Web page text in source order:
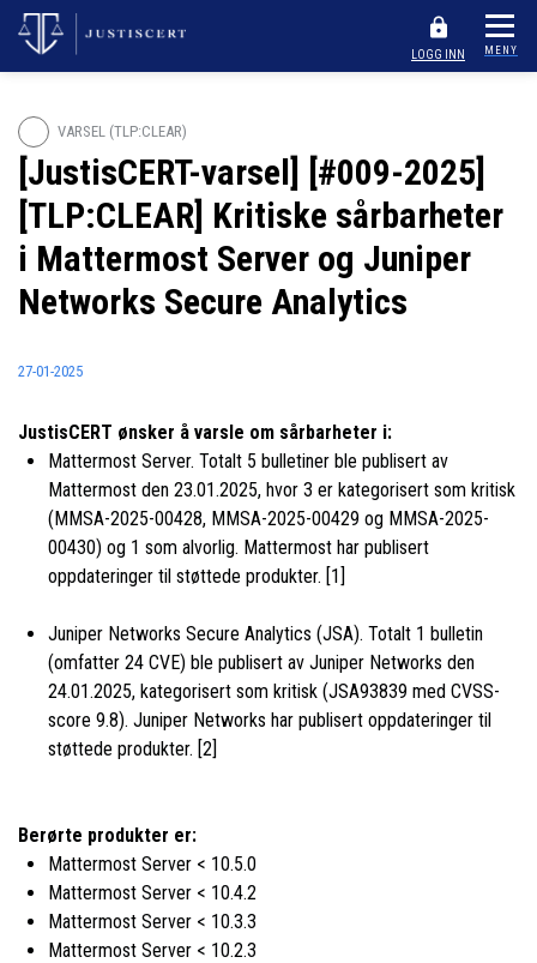
LOGG INN MENY
VARSEL (TLP:CLEAR)
[JustisCERT-varsel] [#009-2025]
[TLP:CLEAR] Kritiske sårbarheter
i Mattermost Server og Juniper
Networks Secure Analytics
27-01-2025
JustisCERT ønsker å varsle om sårbarheter i:
Mattermost Server. Totalt 5 bulletiner ble publisert av
Mattermost den 23.01.2025, hvor 3 er kategorisert som kritisk
(MMSA-2025-00428, MMSA-2025-00429 og MMSA-2025-
00430) og 1 som alvorlig. Mattermost har publisert
oppdateringer til støttede produkter. [1]
Juniper Networks Secure Analytics (JSA). Totalt 1 bulletin
(omfatter 24 CVE) ble publisert av Juniper Networks den
24.01.2025, kategorisert som kritisk (JSA93839 med CVSS-
score 9.8). Juniper Networks har publisert oppdateringer til
støttede produkter. [2]
Berørte produkter er:
Mattermost Server < 10.5.0
Mattermost Server < 10.4.2
Mattermost Server < 10.3.3
Mattermost Server < 10.2.3